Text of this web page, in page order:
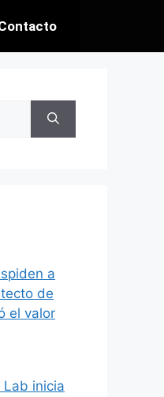
a
de
el valor
inicia